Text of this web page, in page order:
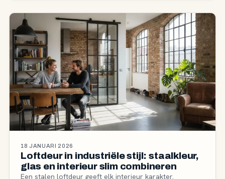
18 JANUARI 2026
Loftdeur in industriële stijl: staalkleur,
glas en interieur slim combineren
Een stalen loftdeur geeft elk interieur karakter.